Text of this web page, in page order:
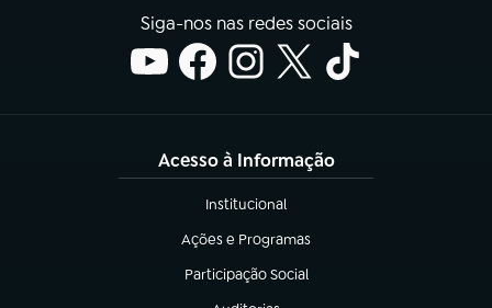
Siga-nos nas redes sociais
Acesso à Informação
Institucional
(abre em nova aba)
Ações e Programas
(abre em nova aba)
Participação Social
(abre em nova aba)